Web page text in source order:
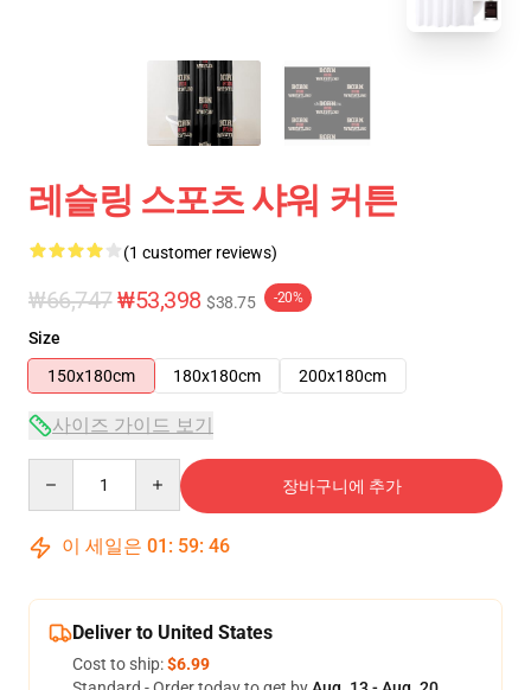
레슬링 스포츠 샤워 커튼
(1 customer reviews)
₩66,747 ₩53,398 $38.75 -20%
Size
150x180cm
180x180cm 200x180cm
사이즈 가이드 보기
장바구니에 추가
이 세일은 01 : 59: 46
Deliver to United States
Cost to ship:$6.99